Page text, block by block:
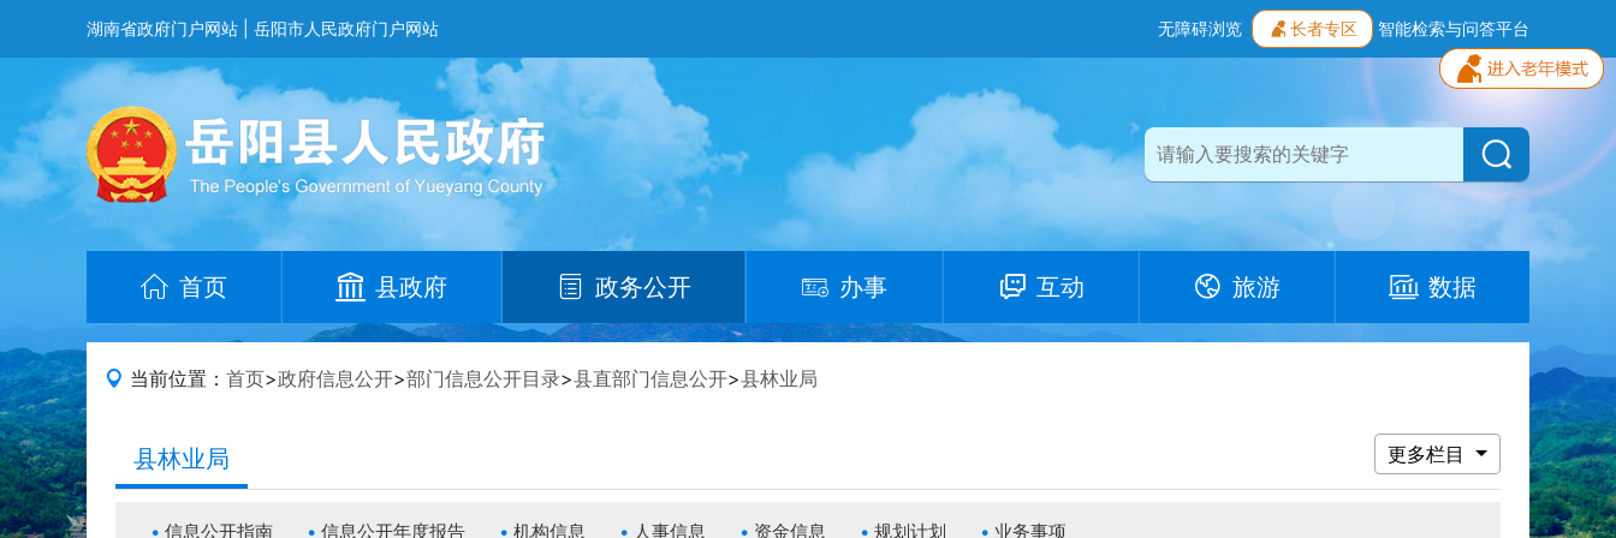
湖南省政府门户网站 岳阳市人民政府门户网站 无障碍浏览 长者专区 智能检索与问答平台
首页 县政府 政务公开 办事 互动 旅游 数据
当前位置： 首页>政府信息公开>部门信息公开目录>县直部门信息公开>县林业局
县林业局 更多栏目
信息公开指南 信息公开年度报告 机构信息 人事信息 资金信息 规划计划 业务事项